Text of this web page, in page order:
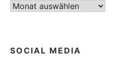
Beitragsarchiv
SOCIAL MEDIA